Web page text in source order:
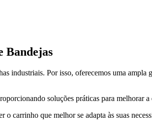
Bandejas
industriais. Por isso, oferecemos uma ampla
soluções práticas para melhorar
carrinho que melhor se adapta às suas